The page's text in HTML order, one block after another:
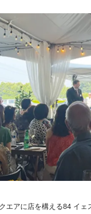
エアに店を構える84 イ